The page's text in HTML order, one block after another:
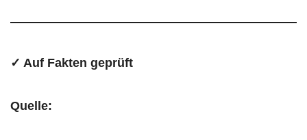
✓ Auf Fakten geprüft
Quelle: